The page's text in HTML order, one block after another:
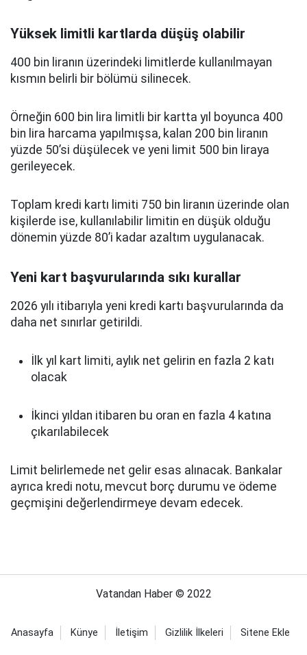
Yüksek limitli kartlarda düşüş olabilir
400 bin liranın üzerindeki limitlerde kullanılmayan
kısmın belirli bir bölümü silinecek.
Örneğin 600 bin lira limitli bir kartta yıl boyunca 400
bin lira harcama yapılmışsa, kalan 200 bin liranın
yüzde 50’si düşülecek ve yeni limit 500 bin liraya
gerileyecek.
Toplam kredi kartı limiti 750 bin liranın üzerinde olan
kişilerde ise, kullanılabilir limitin en düşük olduğu
dönemin yüzde 80’i kadar azaltım uygulanacak.
Yeni kart başvurularında sıkı kurallar
2026 yılı itibarıyla yeni kredi kartı başvurularında da
daha net sınırlar getirildi.
İlk yıl kart limiti, aylık net gelirin en fazla 2 katı
olacak
İkinci yıldan itibaren bu oran en fazla 4 katına
çıkarılabilecek
Limit belirlemede net gelir esas alınacak. Bankalar
ayrıca kredi notu, mevcut borç durumu ve ödeme
geçmişini değerlendirmeye devam edecek.
Vatandan Haber © 2022
Anasayfa Künye İletişim Gizlilik İlkeleri Sitene Ekle